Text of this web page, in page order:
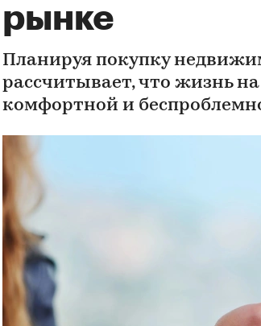
рынке
Планируя покупку
рассчитывает, что жизнь
комфортной и